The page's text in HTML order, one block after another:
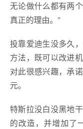
无论做什么都有两
真正的理由。”
投靠爱迪生没多久
方法，既可以改进
对此很感兴趣，承
元。
特斯拉没白没黑地
的改造，并增加了